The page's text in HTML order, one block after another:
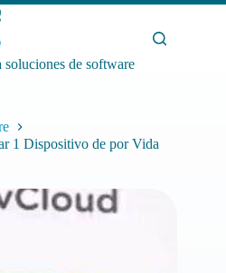
soluciones de software
1 Dispositivo de por Vida